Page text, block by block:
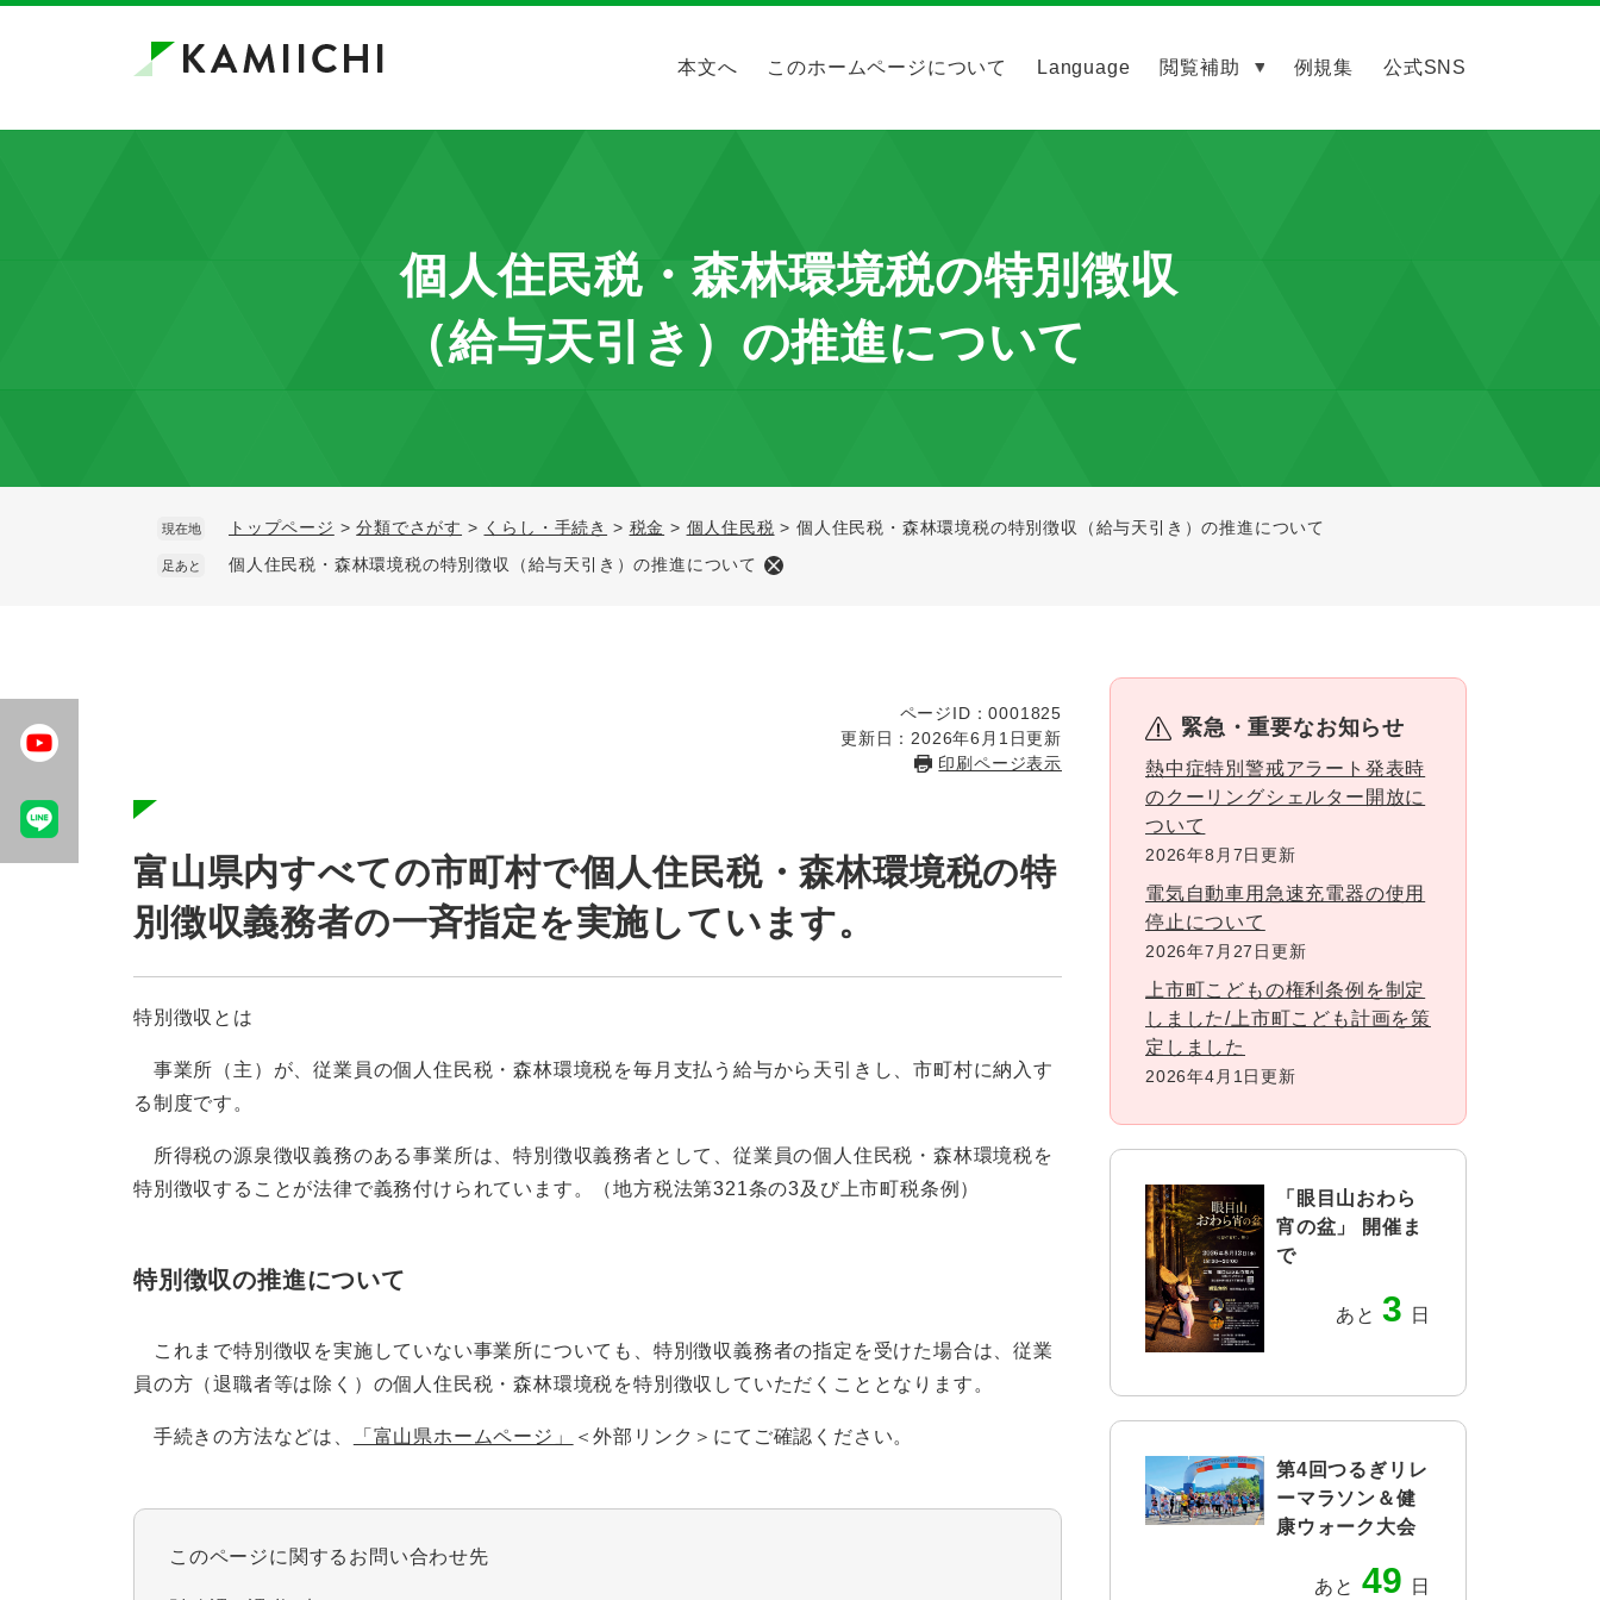
先
を
本文へ このホームページについて Language 閲覧補助 例規集 公式SNS
個人住民税・森林環境税の特別徴収
（給与天引き）の推進について
現在地 トップページ >分類でさがす > くらし・手続き > 税金 > 個人住民税 > 個人住民税・森林環境税の特別徴収（給与天引き）の推進について
足あと 個人住民税・森林環境税の特別徴収（給与天引き）の推進について
ページID：0001825
更新日：2026年6月1日更新
印刷ページ表示
富山県内すべての市町村で個人住民税・森林環境税の特
別徴収義務者の一斉指定を実施しています。
特別徴収とは
事業所（主）が、従業員の個人住民税・森林環境税を毎月支払う給与から天引きし、市町村に納入す
る制度です。
所得税の源泉徴収義務のある事業所は、特別徴収義務者として、従業員の個人住民税・森林環境税を
特別徴収することが法律で義務付けられています。（地方税法第321条の3及び上市町税条例）
特別徴収の推進について
これまで特別徴収を実施していない事業所についても、特別徴収義務者の指定を受けた場合は、従業
員の方（退職者等は除く）の個人住民税・森林環境税を特別徴収していただくこととなります。
手続きの方法などは、 「富山県ホームページ」 ＜外部リンク＞ にてご確認ください。
このページに関するお問い合わせ先
緊急・重要なお知らせ
熱中症特別警戒アラート発表時
のクーリングシェルター開放に
ついて
2026年8月7日更新
電気自動車用急速充電器の使用
停止について
2026年7月27日更新
上市町こどもの権利条例を制定
しました/上市町こども計画を策
定しました
2026年4月1日更新
「眼目山おわら
宵の盆」 開催ま
で
あと 3 日
第4回つるぎリレ
ーマラソン＆健
康ウォーク大会
あと 49 日